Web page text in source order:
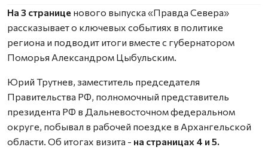
На 3 странице нового выпуска «Правда Севера»
рассказывает о ключевых событиях в политике
региона и подводит итоги вместе с губернатором
Поморья Александром Цыбульским.
Юрий Трутнев, заместитель председателя
Правительства РФ, полномочный представитель
президента РФ в Дальневосточном федеральном
округе, побывал в рабочей поездке в Архангельской
области. Об итогах визита - на страницах 4 и 5.